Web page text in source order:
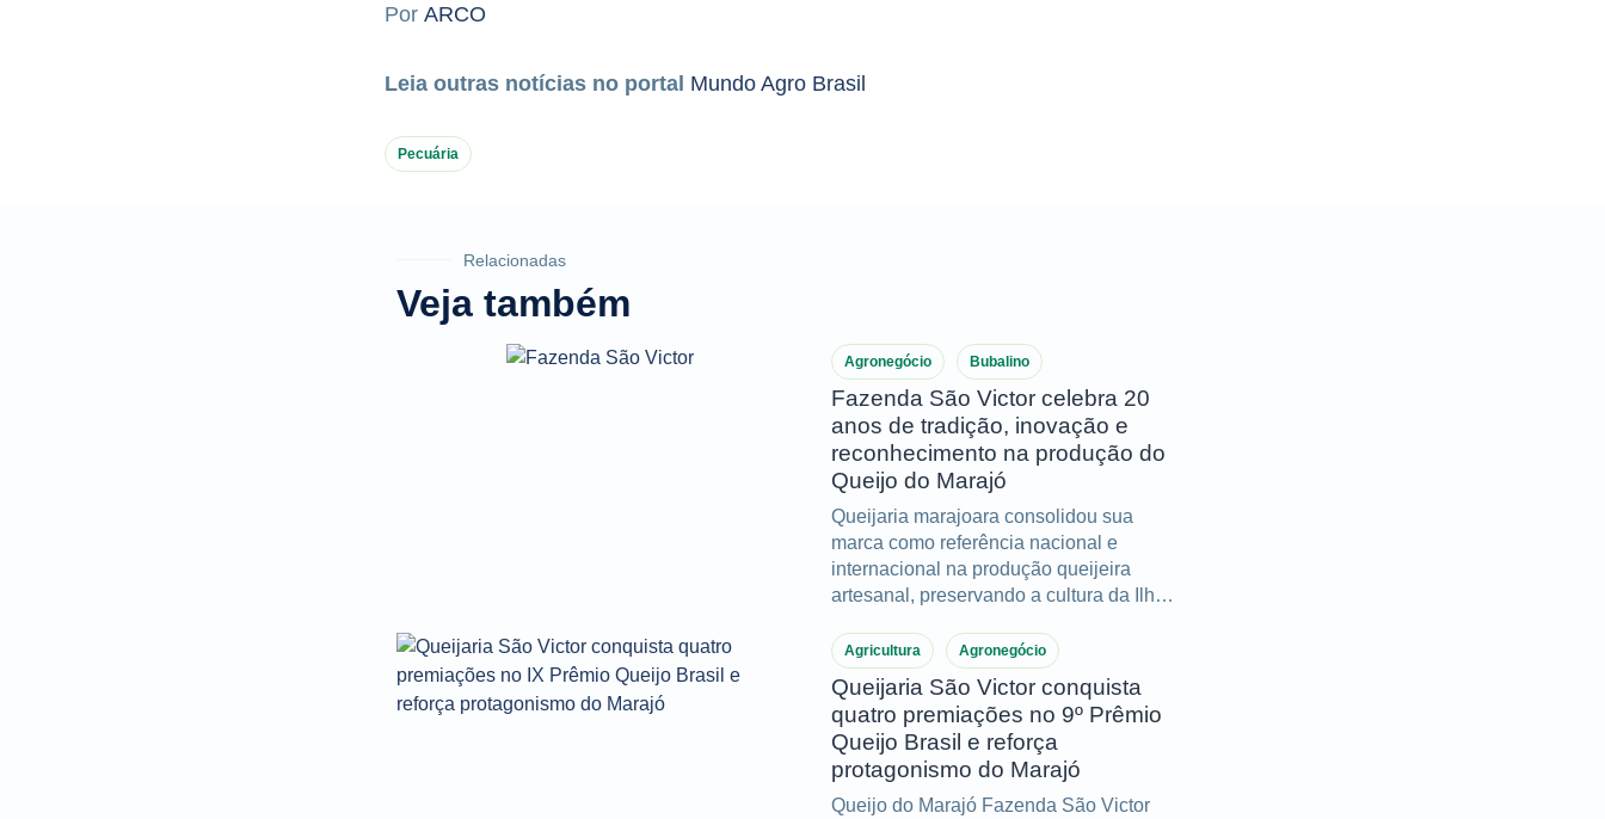
Por ARCO
Leia outras notícias no portal Mundo Agro Brasil
Pecuária
Relacionadas
Veja também
Agronegócio Bubalino
Fazenda São Victor celebra 20
anos de tradição, inovação e
reconhecimento na produção do
Queijo do Marajó
Queijaria marajoara consolidou sua
marca como referência nacional e
internacional na produção queijeira
artesanal, preservando a cultura da Ilha
conquistas ao longo de duas décadas
Agricultura Agronegócio
Queijaria São Victor conquista
quatro premiações no 9º Prêmio
Queijo Brasil e reforça
protagonismo do Marajó
Queijo do Marajó Fazenda São Victor